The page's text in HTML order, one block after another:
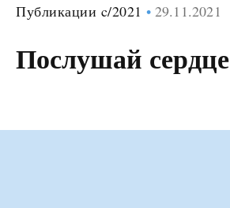
Публикации c/2021 29.11.2021
Послушай сердце